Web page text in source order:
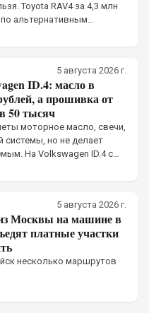
Toyota RAV4 за 4,3 млн
альтернативным
C7 и Chery Tiggo 7L
5 августа 2026 г.
ID.4: масло в
а прошивка от
50 тысяч
моторное масло, свечи,
системы, но не делает
На Volkswagen ID.4 с
часть потребовала
5 августа 2026 г.
Москвы на машине в
платные участки
несколько маршрутов